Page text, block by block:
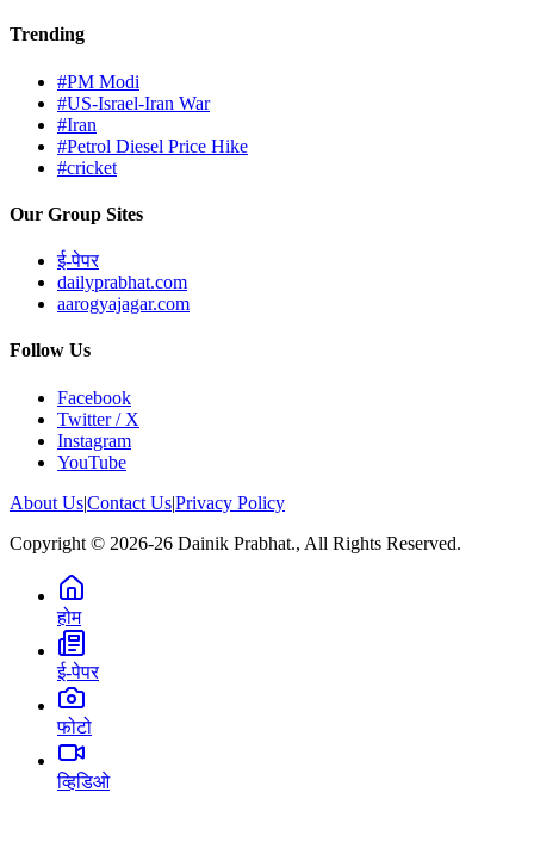
Trending
#PM Modi
#US-Israel-Iran War
#Iran
#Petrol Diesel Price Hike
#cricket
Our Group Sites
ई-पेपर
dailyprabhat.com
aarogyajagar.com
Follow Us
Facebook
Twitter / X
Instagram
YouTube
About Us|Contact Us|Privacy Policy
Copyright © 2026-26 Dainik Prabhat., All Rights Reserved.
होम
ई-पेपर
फोटो
व्हिडिओ